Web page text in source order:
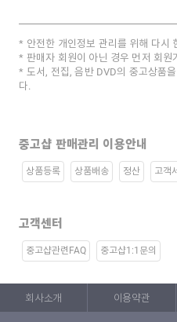
안전한 개인정보 관리를 위해 다시
판매자 회원이 아닌 경우 먼저 회원
도서, 전집, 음반 DVD의 중고상품
다.
중고샵 판매관리 이용안내
상품등록 상품배송 정산 고객
고객센터
중고샵관련FAQ 중고샵1:1문의
회사소개 이용약관